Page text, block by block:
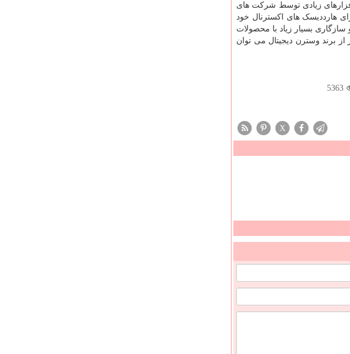
زیادی توسط شرکت های
هارددیسک های اکسترنال خود
بسیار زیاد با محصولات
برند وسترن دیجیتال می توان
5363
X